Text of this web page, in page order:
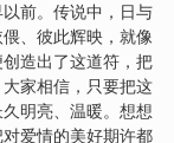
前。传说中，日与
、彼此辉映，就像
造出了这道符，把
家相信，只要把这
明亮、温暖。想想
爱情的美好期许都